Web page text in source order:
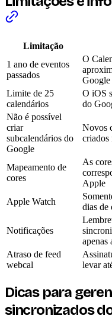
Limitação
1 ano de eventos
passados
O
Google
Limite de 25
calendários
O iOS
do
Não é possível
criar
subcalendários do
Google
Novos
criados
Mapeamento de
cores
As
Apple
Apple Watch
dias de
Notificações
apenas
Atraso de feed
webcal
levar
Dicas para
sincronizados